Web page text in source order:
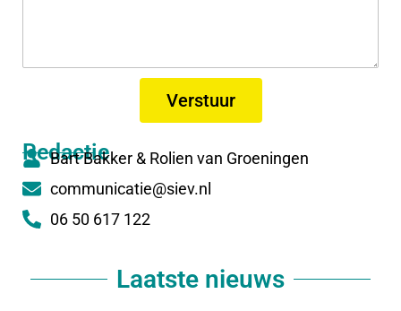
Verstuur
Redactie
Bart Bakker & Rolien van Groeningen
communicatie@siev.nl
06 50 617 122
Laatste nieuws